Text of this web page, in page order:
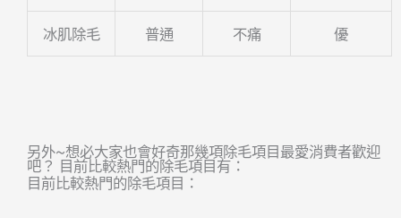
冰肌除毛 普通 不痛 優
另外~想必大家也會好奇那幾項除毛項目最愛消費者歡迎
吧？ 目前比較熱門的除毛項目有：
目前比較熱門的除毛項目：